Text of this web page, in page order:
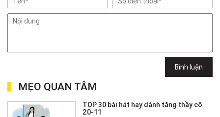
Bình luận
MẸO QUAN TÂM
TOP 30 bài hát hay dành tặng thầy cô
20-11